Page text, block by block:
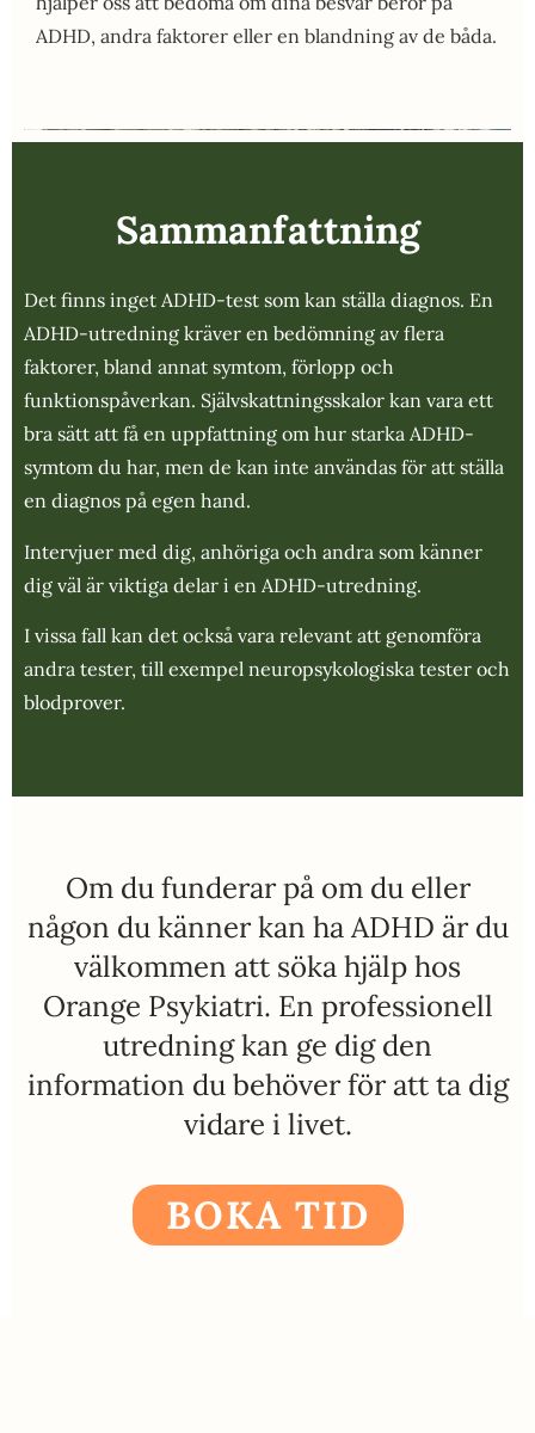
ADHD, andra faktorer eller en blandning av de båda.
Sammanfattning
Det finns inget ADHD-test som kan ställa diagnos. En
ADHD-utredning kräver en bedömning av flera
faktorer, bland annat symtom, förlopp och
funktionspåverkan. Självskattningsskalor kan vara ett
bra sätt att få en uppfattning om hur starka ADHD-
symtom du har, men de kan inte användas för att ställa
en diagnos på egen hand.
Intervjuer med dig, anhöriga och andra som känner
dig väl är viktiga delar i en ADHD-utredning.
I vissa fall kan det också vara relevant att genomföra
andra tester, till exempel neuropsykologiska tester och
blodprover.
Om du funderar på om du eller
någon du känner kan ha ADHD är du
välkommen att söka hjälp hos
Orange Psykiatri. En professionell
utredning kan ge dig den
information du behöver för att ta dig
vidare i livet.
BOKA TID